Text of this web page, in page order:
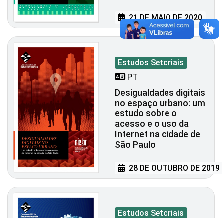
21 DE MAIO DE 2020
Estudos Setoriais
PT
Desigualdades digitais
no espaço urbano: um
estudo sobre o
acesso e o uso da
Internet na cidade de
São Paulo
28 DE OUTUBRO DE 2019
Estudos Setoriais